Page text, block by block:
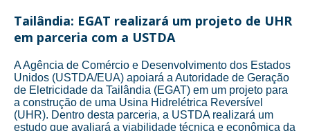
Tailândia: EGAT realizará um projeto de UHR
em parceria com a USTDA
A Agência de Comércio e Desenvolvimento dos Estados
Unidos (USTDA/EUA) apoiará a Autoridade de Geração
de Eletricidade da Tailândia (EGAT) em um projeto para
a construção de uma Usina Hidrelétrica Reversível
(UHR). Dentro desta parceria, a USTDA realizará um
estudo que avaliará a viabilidade técnica e econômica da